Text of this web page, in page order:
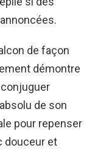
de façon
démontre
de son
pour repenser
douceur et